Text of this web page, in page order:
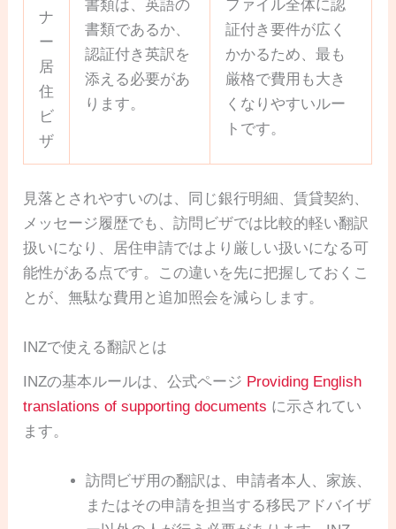
ナ
ー
居
住
ビ
ザ
書類は、英語の
書類であるか、
認証付き英訳を
添える必要があ
ります。
ファイル全体に認
証付き要件が広く
かかるため、最も
厳格で費用も大き
くなりやすいルー
トです。
見落とされやすいのは、同じ銀行明細、賃貸契約、
メッセージ履歴でも、訪問ビザでは比較的軽い翻訳
扱いになり、居住申請ではより厳しい扱いになる可
能性がある点です。この違いを先に把握しておくこ
とが、無駄な費用と追加照会を減らします。
INZで使える翻訳とは
INZの基本ルールは、公式ページ Providing English
translations of supporting documents に示されてい
ます。
訪問ビザ用の翻訳は、申請者本人、家族、
またはその申請を担当する移民アドバイザ